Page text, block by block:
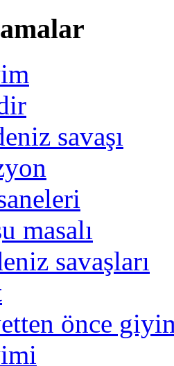
savaşı
masalı
savaşları
önce